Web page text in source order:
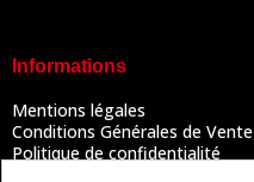
Informations
Mentions légales
Conditions Générales de Vente
Politique de confidentialité